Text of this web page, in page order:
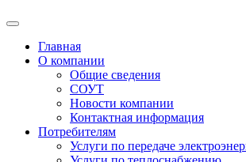
Главная
О компании
Общие сведения
СОУТ
Новости компании
Контактная информация
Потребителям
Услуги по передаче